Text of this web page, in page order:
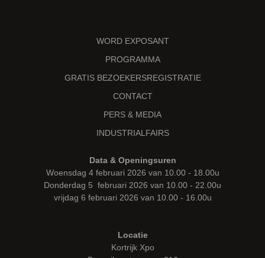
WORD EXPOSANT
PROGRAMMA
GRATIS BEZOEKERSREGISTRATIE
CONTACT
PERS & MEDIA
INDUSTRIALFAIRS
Data & Openingsuren
Woensdag 4 februari 2026 van 10.00 - 18.00u
Donderdag 5 februari 2026 van 10.00 - 22.00u
vrijdag 6 februari 2026 van 10.00 - 16.00u
Locatie
Kortrijk Xpo